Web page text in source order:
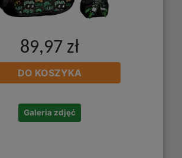
89,97 zł
DO KOSZYKA
Galeria zdjęć